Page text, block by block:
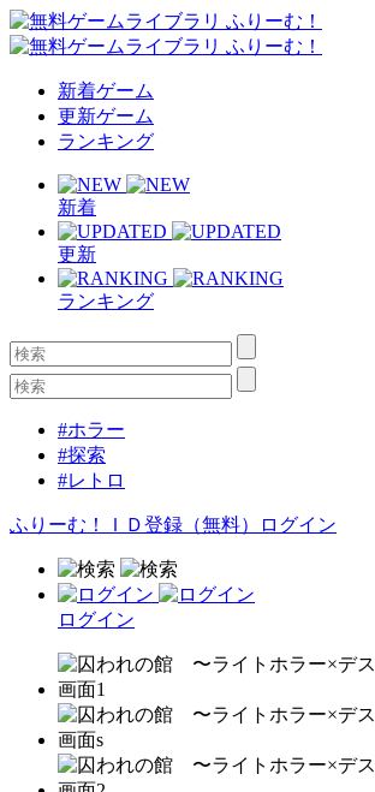
新着ゲーム
更新ゲーム
ランキング
新着
更新
ランキング
#ホラー
#探索
#レトロ
ふりーむ！ＩＤ登録（無料） ログイン
ログイン